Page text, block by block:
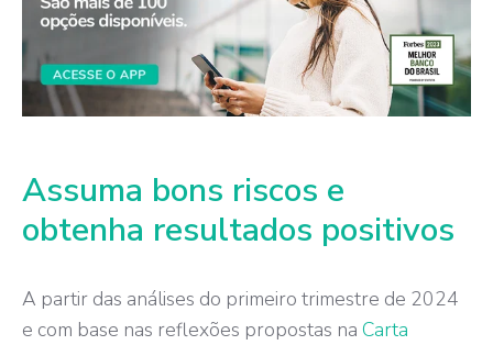
Assuma bons riscos e
obtenha resultados positivos
A partir das análises do primeiro trimestre de 2024
e com base nas reflexões propostas na Carta